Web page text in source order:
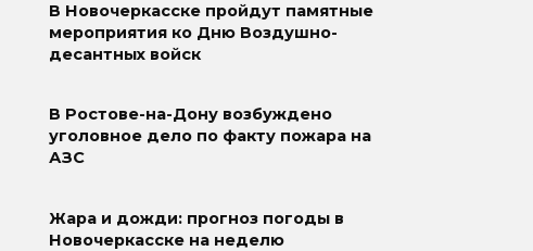
В Новочеркасске пройдут памятные
мероприятия ко Дню Воздушно-
десантных войск
В Ростове-на-Дону возбуждено
уголовное дело по факту пожара на
АЗС
Жара и дожди: прогноз погоды в
Новочеркасске на неделю